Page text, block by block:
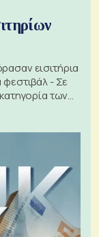
εισιτήρια
φεστιβάλ - Σε
των